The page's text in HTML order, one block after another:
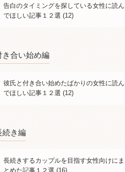
告白のタイミングを探している女性に読ん
でほしい記事１２選 (12)
き合い始め編
彼氏と付き合い始めたばかりの女性に読ん
でほしい記事１２選 (12)
続き編
長続きするカップルを目指す女性向けにま
とめた記事１２選 (16)